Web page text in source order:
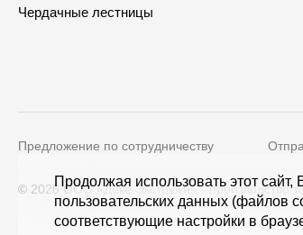
Где купить?
Контакты
8 800 100 71 45site@docke.ru
Адрес
125212,
Чердачные лестницы
Предложение по сотрудничеству
© 2026 ООО «Дёке Экстружн» - производство
Продолжая использовать этот
пользовательских данных (файлов
соответствующие настройки в